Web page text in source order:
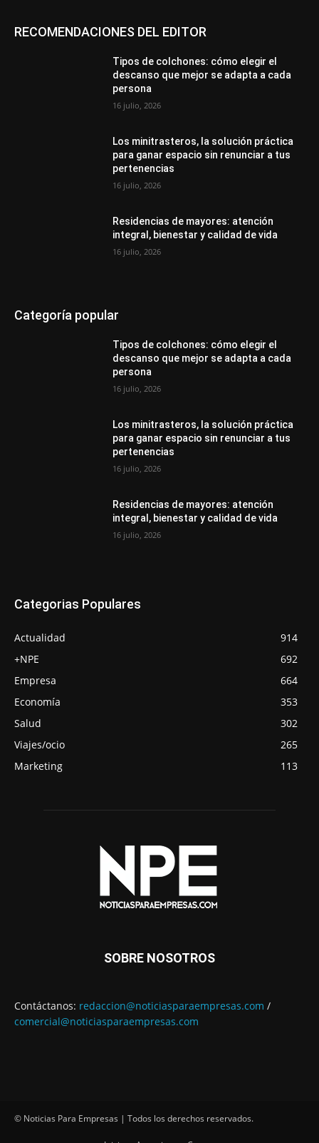
RECOMENDACIONES DEL EDITOR
Tipos de colchones: cómo elegir el
descanso que mejor se adapta a cada
persona
16 julio, 2026
Los minitrasteros, la solución práctica
para ganar espacio sin renunciar a tus
pertenencias
16 julio, 2026
Residencias de mayores: atención
integral, bienestar y calidad de vida
16 julio, 2026
Categoría popular
Tipos de colchones: cómo elegir el
descanso que mejor se adapta a cada
persona
16 julio, 2026
Los minitrasteros, la solución práctica
para ganar espacio sin renunciar a tus
pertenencias
16 julio, 2026
Residencias de mayores: atención
integral, bienestar y calidad de vida
16 julio, 2026
Categorias Populares
Actualidad
914
+NPE
692
Empresa
664
Economía
353
Salud
302
Viajes/ocio
265
Marketing
113
SOBRE NOSOTROS
Contáctanos: redaccion@noticiasparaempresas.com /
comercial@noticiasparaempresas.com
© Noticias Para Empresas | Todos los derechos reservados.